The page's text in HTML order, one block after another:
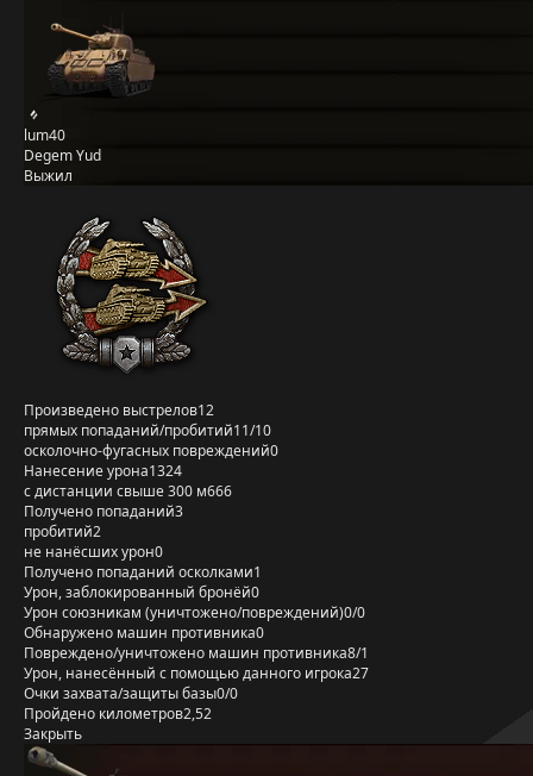
lum40
Degem Yud
Выжил
Произведено выстрелов12
прямых попаданий/пробитий11/10
осколочно-фугасных повреждений0
Нанесение урона1324
с дистанции свыше 300 м666
Получено попаданий3
пробитий2
не нанёсших урон0
Получено попаданий осколками1
Урон, заблокированный бронёй0
Урон союзникам (уничтожено/повреждений)0/0
Обнаружено машин противника0
Повреждено/уничтожено машин противника8/1
Урон, нанесённый с помощью данного игрока27
Очки захвата/защиты базы0/0
Пройдено километров2,52
Закрыть